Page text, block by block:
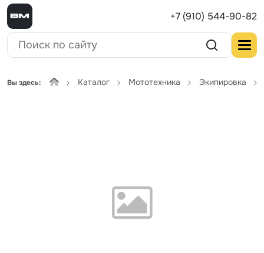
+7 (910) 544-90-82
Вы здесь: Каталог Мототехника Экипировка